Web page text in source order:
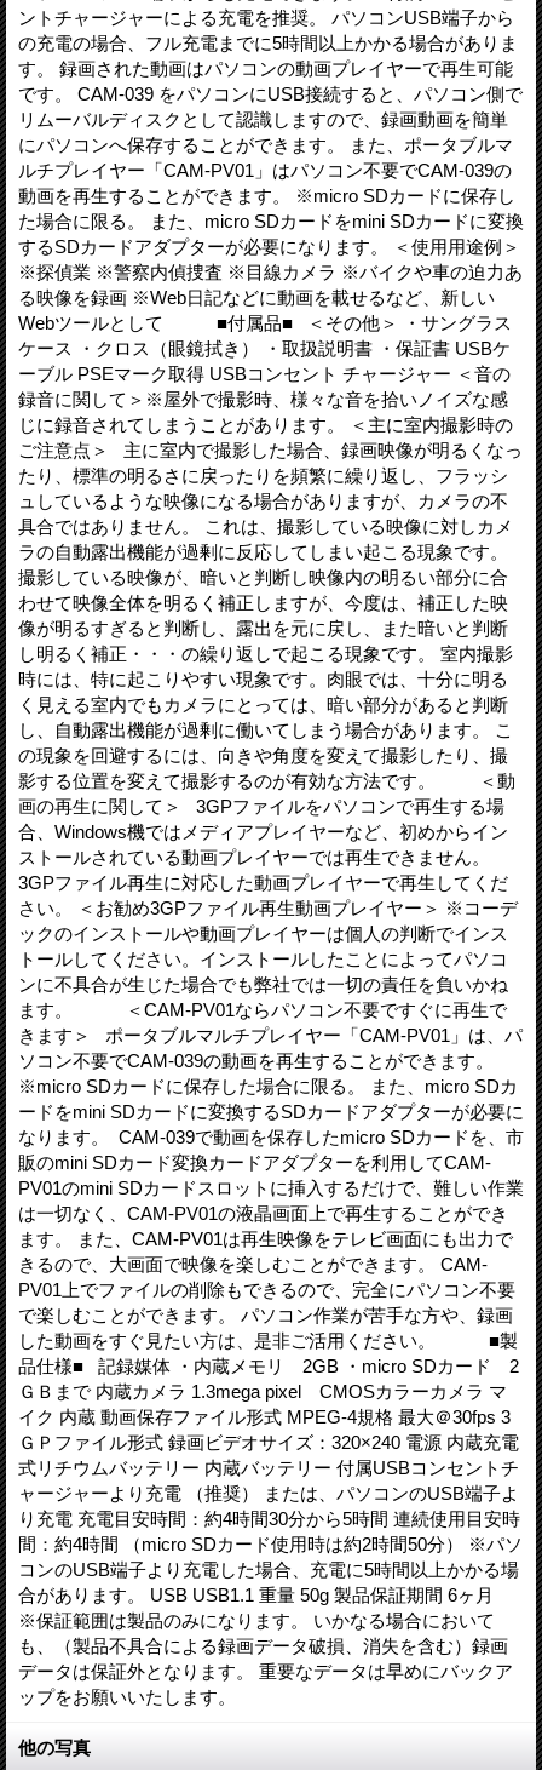
ントチャージャーによる充電を推奨。 パソコンUSB端子から
の充電の場合、フル充電までに5時間以上かかる場合がありま
す。 録画された動画はパソコンの動画プレイヤーで再生可能
です。 CAM-039 をパソコンにUSB接続すると、パソコン側で
リムーバルディスクとして認識しますので、録画動画を簡単
にパソコンへ保存することができます。 また、ポータブルマ
ルチプレイヤー「CAM-PV01」はパソコン不要でCAM-039の
動画を再生することができます。 ※micro SDカードに保存し
た場合に限る。 また、micro SDカードをmini SDカードに変換
するSDカードアダプターが必要になります。 ＜使用用途例＞
※探偵業 ※警察内偵捜査 ※目線カメラ ※バイクや車の迫力あ
る映像を録画 ※Web日記などに動画を載せるなど、新しい
Webツールとして ■付属品■ ＜その他＞ ・サングラス
ケース ・クロス（眼鏡拭き） ・取扱説明書 ・保証書 USBケ
ーブル PSEマーク取得 USBコンセント チャージャー ＜音の
録音に関して＞※屋外で撮影時、様々な音を拾いノイズな感
じに録音されてしまうことがあります。 ＜主に室内撮影時の
ご注意点＞ 主に室内で撮影した場合、録画映像が明るくなっ
たり、標準の明るさに戻ったりを頻繁に繰り返し、フラッシ
ュしているような映像になる場合がありますが、カメラの不
具合ではありません。 これは、撮影している映像に対しカメ
ラの自動露出機能が過剰に反応してしまい起こる現象です。
撮影している映像が、暗いと判断し映像内の明るい部分に合
わせて映像全体を明るく補正しますが、今度は、補正した映
像が明るすぎると判断し、露出を元に戻し、また暗いと判断
し明るく補正・・・の繰り返しで起こる現象です。 室内撮影
時には、特に起こりやすい現象です。肉眼では、十分に明る
く見える室内でもカメラにとっては、暗い部分があると判断
し、自動露出機能が過剰に働いてしまう場合があります。 こ
の現象を回避するには、向きや角度を変えて撮影したり、撮
影する位置を変えて撮影するのが有効な方法です。 ＜動
画の再生に関して＞ 3GPファイルをパソコンで再生する場
合、Windows機ではメディアプレイヤーなど、初めからイン
ストールされている動画プレイヤーでは再生できません。
3GPファイル再生に対応した動画プレイヤーで再生してくだ
さい。 ＜お勧め3GPファイル再生動画プレイヤー＞ ※コーデ
ックのインストールや動画プレイヤーは個人の判断でインス
トールしてください。インストールしたことによってパソコ
ンに不具合が生じた場合でも弊社では一切の責任を負いかね
ます。 ＜CAM-PV01ならパソコン不要ですぐに再生で
きます＞ ポータブルマルチプレイヤー「CAM-PV01」は、パ
ソコン不要でCAM-039の動画を再生することができます。
※micro SDカードに保存した場合に限る。 また、micro SDカ
ードをmini SDカードに変換するSDカードアダプターが必要に
なります。 CAM-039で動画を保存したmicro SDカードを、市
販のmini SDカード変換カードアダプターを利用してCAM-
PV01のmini SDカードスロットに挿入するだけで、難しい作業
は一切なく、CAM-PV01の液晶画面上で再生することができ
ます。 また、CAM-PV01は再生映像をテレビ画面にも出力で
きるので、大画面で映像を楽しむことができます。 CAM-
PV01上でファイルの削除もできるので、完全にパソコン不要
で楽しむことができます。 パソコン作業が苦手な方や、録画
した動画をすぐ見たい方は、是非ご活用ください。 ■製
品仕様■ 記録媒体 ・内蔵メモリ 2GB ・micro SDカード 2
ＧＢまで 内蔵カメラ 1.3mega pixel CMOSカラーカメラ マ
イク 内蔵 動画保存ファイル形式 MPEG-4規格 最大＠30fps 3
ＧＰファイル形式 録画ビデオサイズ：320×240 電源 内蔵充電
式リチウムバッテリー 内蔵バッテリー 付属USBコンセントチ
ャージャーより充電 （推奨） または、パソコンのUSB端子よ
り充電 充電目安時間：約4時間30分から5時間 連続使用目安時
間：約4時間 （micro SDカード使用時は約2時間50分） ※パソ
コンのUSB端子より充電した場合、充電に5時間以上かかる場
合があります。 USB USB1.1 重量 50g 製品保証期間 6ヶ月
※保証範囲は製品のみになります。 いかなる場合において
も、（製品不具合による録画データ破損、消失を含む）録画
データは保証外となります。 重要なデータは早めにバックア
ップをお願いいたします。
他の写真